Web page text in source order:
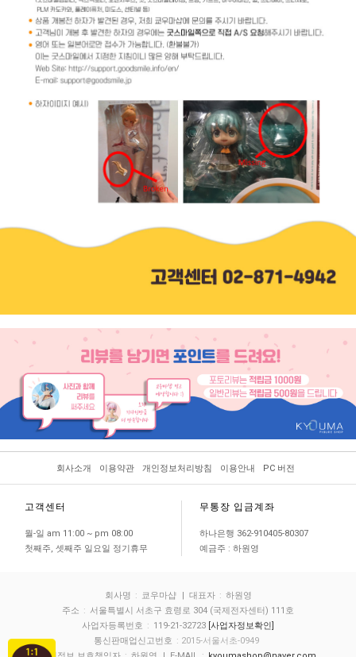
회사소개 이용약관 개인정보처리방침 이용안내 PC 버전
고객센터
월-일 am 11:00 ~ pm 08:00
첫째주, 셋째주 일요일 정기휴무
무통장 입금계좌
하나은행 362-910405-80307
예금주 : 하원영
회사명 : 쿄우마샵 | 대표자 : 하원영
주소 : 서울특별시 서초구 효령로 304 (국제전자센터) 111호
사업자등록번호 : 119-21-32723 [사업자정보확인]
통신판매업신고번호 : 2015-서울서초-0949